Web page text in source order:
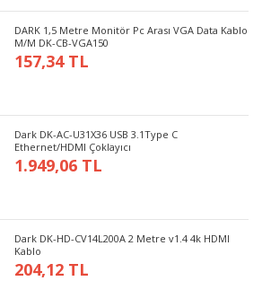
DARK 1,5 Metre Monitör Pc Arası VGA Data Kablo
M/M DK-CB-VGA150
157,34 TL
Dark DK-AC-U31X36 USB 3.1Type C
Ethernet/HDMI Çoklayıcı
1.949,06 TL
Dark DK-HD-CV14L200A 2 Metre v1.4 4k HDMI
Kablo
204,12 TL